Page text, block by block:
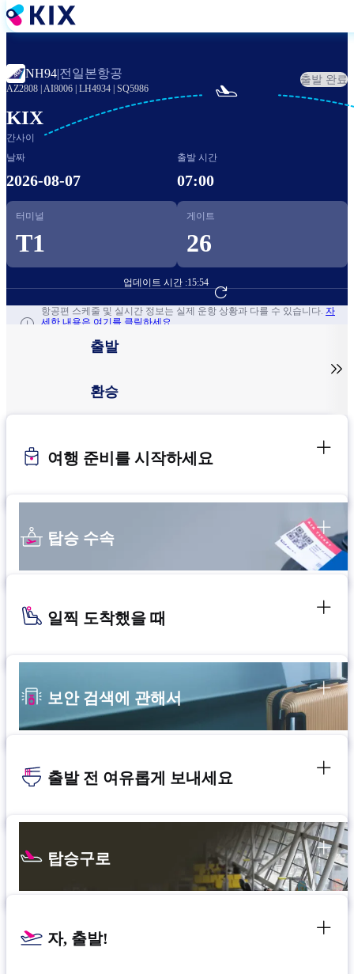
주
요
텐
츠
건
뛰
기
NH94|전일본항공
AZ2808 AI8006 LH4934 SQ5986
출발 완료
KIX
간사이

날짜
2026-08-07
출발 시간
07:00
터미널
T1
게이트
26
업데이트 시간 :15:54
항공편 예약하기
항공편 스케줄 및 실시간 정보는 실제 운항 상황과 다를 수 있습니다. 자
세한 내용은 여기를 클릭하세요.
출발
환승

여행 준비를 시작하세요
탑승 수속
일찍 도착했을 때
보안 검색에 관해서
출발 전 여유롭게 보내세요
탑승구로
자, 출발!